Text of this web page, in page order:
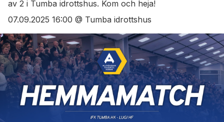
av 2 i Tumba idrottshus. Kom och heja!
07.09.2025 16:00 @ Tumba idrottshus